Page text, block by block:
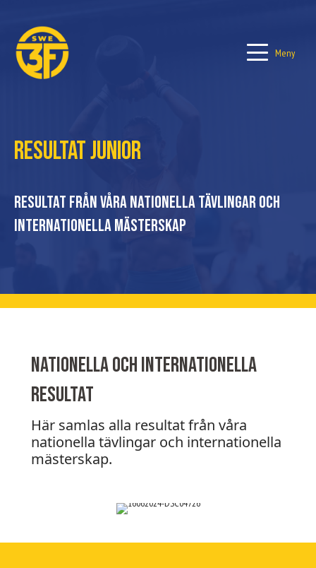
Meny
Resultat Junior
Resultat från våra nationella tävlingar och
internationella mästerskap
Nationella och internationella
resultat
Här samlas alla resultat från våra
nationella tävlingar och internationella
mästerskap.